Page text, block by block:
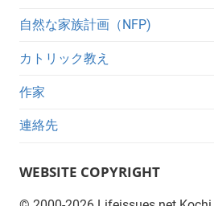
自然な家族計画（NFP)
カトリック教え
作家
連絡先
WEBSITE COPYRIGHT